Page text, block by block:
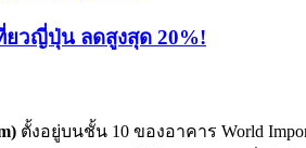
ยวญี่ปุ่น ลดสูงสุด 20%!
ตั้งอยู่บนชั้น 10 ของอาคาร World